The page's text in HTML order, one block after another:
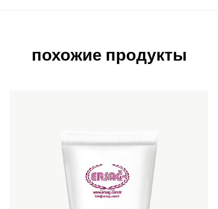
похожие продукты